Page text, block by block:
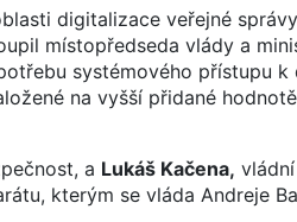
digitalizace veřejné
místopředseda vlády a
systémového přístupu k
na vyšší přidané
a Lukáš Kačena,
kterým se vláda Andreje